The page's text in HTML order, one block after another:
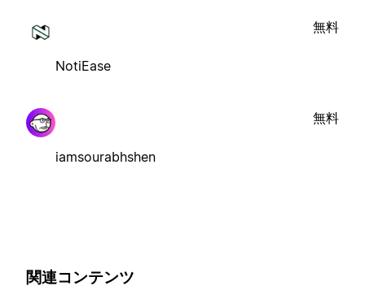
NotiEase
無料
iamsourabhshen
無料
関連コンテンツ